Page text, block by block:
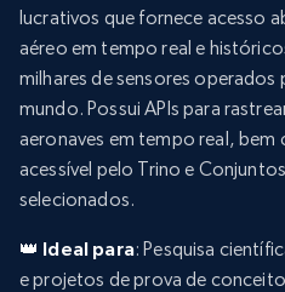
lucrativos que fornece acesso
aéreo em tempo real e
milhares de sensores
mundo. Possui APIs para
aeronaves em tempo real,
acessível pelo Trino e
selecionados.
👑 Ideal para: Pesquisa
e projetos de prova de